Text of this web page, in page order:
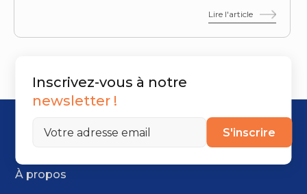
Lire l'article
À propos
Inscrivez-vous à notre
newsletter !
S'inscrire